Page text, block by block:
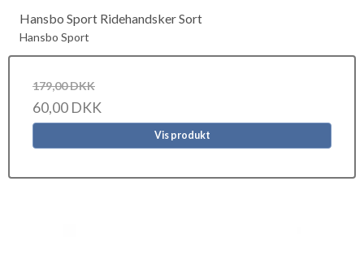
Hansbo Sport Ridehandsker Sort
Hansbo Sport
179,00 DKK
60,00 DKK
Vis produkt